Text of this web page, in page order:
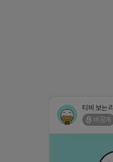
티비 보는
비공개